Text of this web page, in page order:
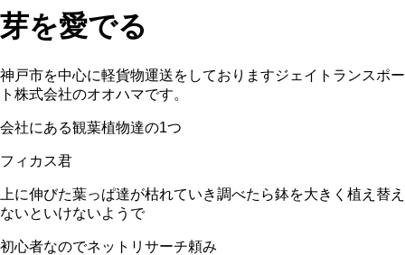
芽を愛でる
神戸市を中心に軽貨物運送をしておりますジェイトランスポー
ト株式会社のオオハマです。
会社にある観葉植物達の1つ
フィカス君
上に伸びた葉っぱ達が枯れていき調べたら鉢を大きく植え替え
ないといけないようで
初心者なのでネットリサーチ頼み